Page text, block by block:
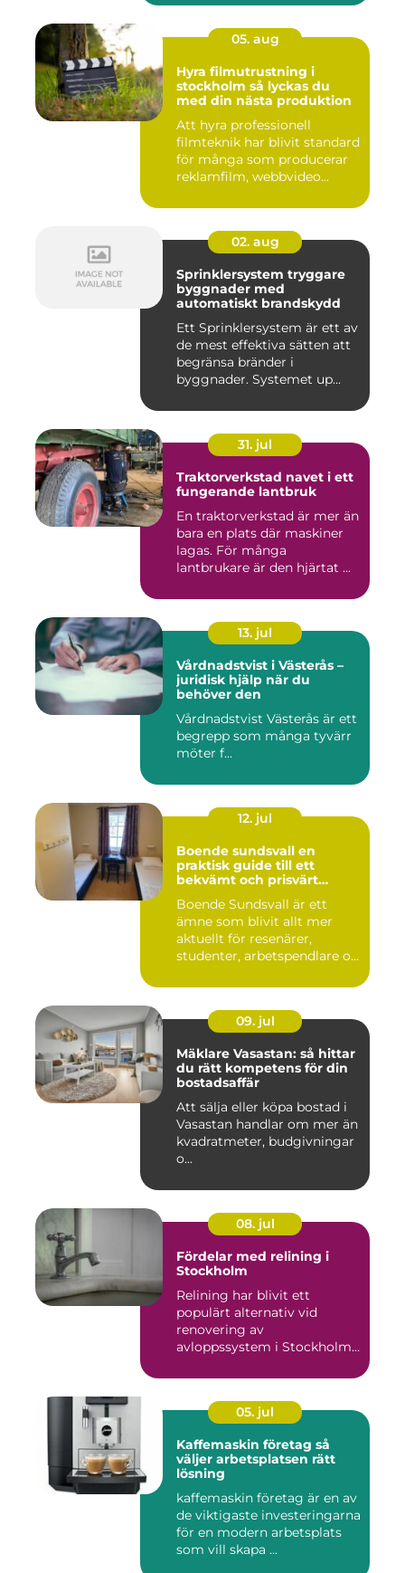
05. aug
Hyra filmutrustning i
stockholm så lyckas du
med din nästa produktion
Att hyra professionell
filmteknik har blivit standard
för många som producerar
reklamfilm, webbvideo...
02. aug
Sprinklersystem tryggare
byggnader med
automatiskt brandskydd
Ett Sprinklersystem är ett av
de mest effektiva sätten att
begränsa bränder i
byggnader. Systemet up...
31. jul
Traktorverkstad navet i ett
fungerande lantbruk
En traktorverkstad är mer än
bara en plats där maskiner
lagas. För många
lantbrukare är den hjärtat ...
13. jul
Vårdnadstvist i Västerås –
juridisk hjälp när du
behöver den
Vårdnadstvist Västerås är ett
begrepp som många tyvärr
möter f...
12. jul
Boende sundsvall en
praktisk guide till ett
bekvämt och prisvärt
Boende Sundsvall är ett
ämne som blivit allt mer
aktuellt för resenärer,
studenter, arbetspendlare o...
09. jul
Mäklare Vasastan: så hittar
du rätt kompetens för din
bostadsaffär
Att sälja eller köpa bostad i
Vasastan handlar om mer än
kvadratmeter, budgivningar
o...
08. jul
Fördelar med relining i
Stockholm
Relining har blivit ett
populärt alternativ vid
renovering av
avloppssystem i Stockholm.
05. jul
Kaffemaskin företag så
väljer arbetsplatsen rätt
lösning
kaffemaskin företag är en av
de viktigaste investeringarna
för en modern arbetsplats
som vill skapa ...